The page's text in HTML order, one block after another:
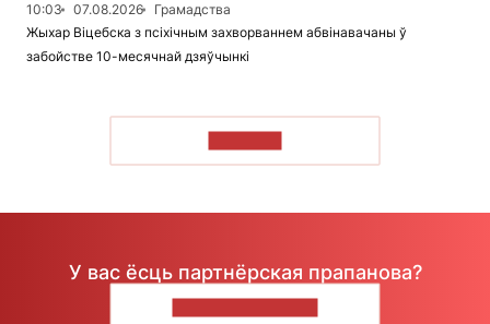
10:03
07.08.2026
Грамадства
Жыхар Віцебска з псіхічным захворваннем абвінавачаны ў
забойстве 10-месячнай дзяўчынкі
У вас ёсць партнёрская прапанова?